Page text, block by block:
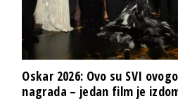
Oskar 2026: Ovo su SVI
nagrada – jedan film je